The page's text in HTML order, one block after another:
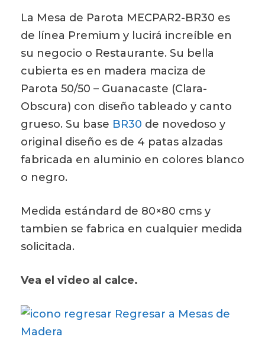
La Mesa de Parota MECPAR2-BR30 es
de línea Premium y lucirá increíble en
su negocio o Restaurante. Su bella
cubierta es en madera maciza de
Parota 50/50 – Guanacaste (Clara-
Obscura) con diseño tableado y canto
grueso. Su base BR30 de novedoso y
original diseño es de 4 patas alzadas
fabricada en aluminio en colores blanco
o negro.
Medida estándard de 80×80 cms y
tambien se fabrica en cualquier medida
solicitada.
Vea el video al calce.
Regresar a Mesas de
Madera